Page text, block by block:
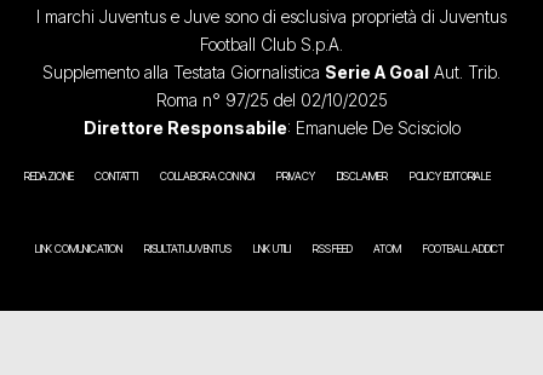
I marchi Juventus e Juve sono di esclusiva proprietà di Juventus
Football Club S.p.A.
Supplemento alla Testata Giornalistica Serie A Goal Aut. Trib.
Roma n° 97/25 del 02/10/2025
Direttore Responsabile: Emanuele De Scisciolo
REDAZIONE CONTATTI COLLABORA CON NOI PRIVACY DISCLAIMER POLICY EDITORIALE
LINK COMUNICATION RISULTATI JUVENTUS LINK UTILI RSS FEED ATOM FOOTBALL ADDICT